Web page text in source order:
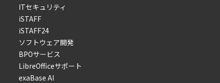
ITセキュリティ
iSTAFF
iSTAFF24
ソフトウェア開発
BPOサービス
LibreOfficeサポート
exaBase AI